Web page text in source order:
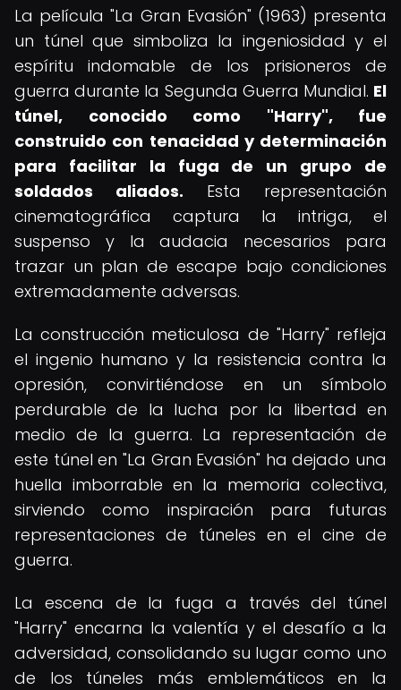
La película "La Gran Evasión" (1963) presenta
un túnel que simboliza la ingeniosidad y el
espíritu indomable de los prisioneros de
guerra durante la Segunda Guerra Mundial. El
túnel, conocido como "Harry", fue
construido con tenacidad y determinación
para facilitar la fuga de un grupo de
soldados aliados. Esta representación
cinematográfica captura la intriga, el
suspenso y la audacia necesarios para
trazar un plan de escape bajo condiciones
extremadamente adversas.
La construcción meticulosa de "Harry" refleja
el ingenio humano y la resistencia contra la
opresión, convirtiéndose en un símbolo
perdurable de la lucha por la libertad en
medio de la guerra. La representación de
este túnel en "La Gran Evasión" ha dejado una
huella imborrable en la memoria colectiva,
sirviendo como inspiración para futuras
representaciones de túneles en el cine de
guerra.
La escena de la fuga a través del túnel
"Harry" encarna la valentía y el desafío a la
adversidad, consolidando su lugar como uno
de los túneles más emblemáticos en la